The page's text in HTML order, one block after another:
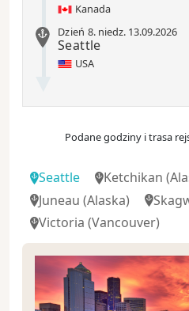
Kanada
Dzień 8. niedz. 13.09.2026
Seattle
USA
Podane godziny i trasa
Seattle Ketchikan
Juneau (Alaska)
Victoria (Vancouver)